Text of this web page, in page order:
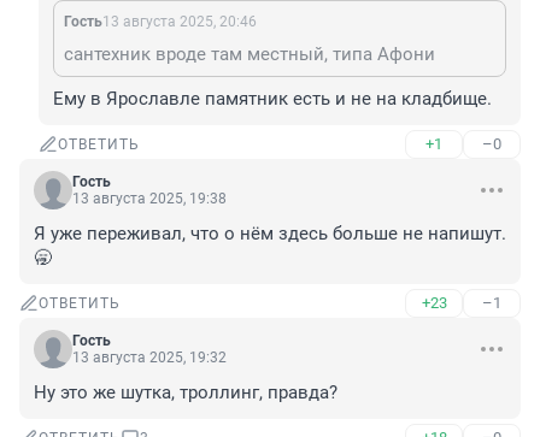
Гость13 августа 2025, 20:46
сантехник вроде там местный, типа Афони
Ему в Ярославле памятник есть и не на кладбище.
ОТВЕТИТЬ +1 –0
Гость
13 августа 2025, 19:38
Я уже переживал, что о нём здесь больше не напишут.
🥱
ОТВЕТИТЬ +23 –1
Гость
13 августа 2025, 19:32
Ну это же шутка, троллинг, правда?